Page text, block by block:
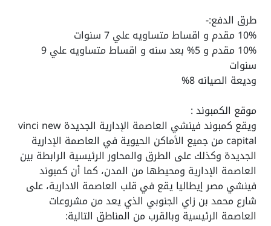
طرق الدفع:-
10% مقدم و اقساط متساويه علي 7 سنوات
10% مقدم و 5% بعد سنه و اقساط متساويه علي 9
سنوات
وديعة الصيانه 8%
موقع الكمبوند :
ويقع كمبوند فينشي العاصمة الإدارية الجديدةvinci new
capital من جميع الأماكن الحيوية في العاصمة الإدارية
الجديدة وكذلك على الطرق والمحاور الرئيسية الرابطة بين
العاصمة الإدارية ومحيطها من المدن، كما أن كمبوند
فينشي مصر إيطاليا يقع في قلب العاصمة الادارية، على
شارع محمد بن زاي الجنوبي الذي يعد من مشروعات
العاصمة الرئيسية وبالقرب من المناطق التالية: